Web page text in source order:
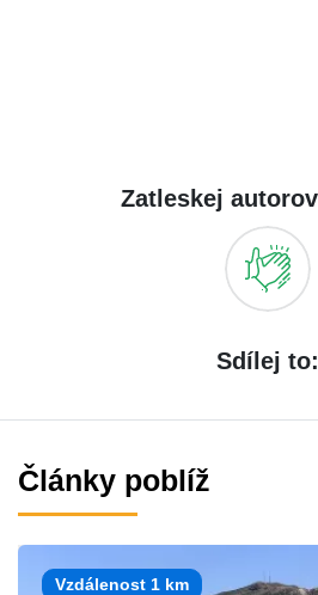
Zatleskej
Sdílej to:
Články poblíž
Vzdálenost 1 km